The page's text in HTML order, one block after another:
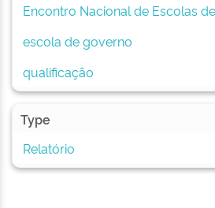
Encontro Nacional de Escolas de
escola de governo
qualificação
Type
Relatório